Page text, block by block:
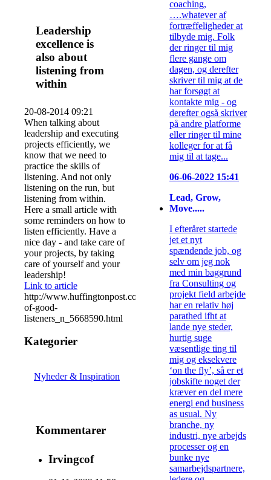
Leadership
excellence is
also about
listening from
within
20-08-2014 09:21
When talking about
leadership and executing
projects efficiently, we
know that we need to
practice the skills of
listening. And not only
listening on the run, but
listening from within.
Here a small article with
some reminders on how to
listen efficiently. Have a
nice day - and take care of
your projects, by taking
care of yourself and your
leadership!
Link to article
http://www.huffingtonpost.com/2014/08/14/habits-
of-good-
listeners_n_5668590.html
Kategorier
Nyheder & Inspiration
Kommentarer
Irvingcof
coaching,
….whatever af
fortræffeligheder at
tilbyde mig. Folk
der ringer til mig
flere gange om
dagen, og derefter
skriver til mig at de
har forsøgt at
kontakte mig - og
derefter også skriver
på andre platforme
eller ringer til mine
kolleger for at få
mig til at tage...
06-06-2022 15:41
Lead, Grow,
Move.....
I efteråret startede
jet et nyt
spændende job, og
selv om jeg nok
med min baggrund
fra Consulting og
projekt field arbejde
har en relativ høj
parathed ifht at
lande nye steder,
hurtig suge
væsentlige ting til
mig og eksekvere
‘on the fly’, så er et
jobskifte noget der
kræver en del mere
energi end business
as usual. Ny
branche, ny
industri, nye arbejds
processer og en
bunke nye
samarbejdspartnere,